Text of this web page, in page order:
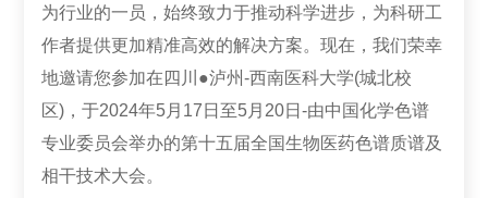
为行业的一员，始终致力于推动科学进步，为科研工
作者提供更加精准高效的解决方案。现在，我们荣幸
地邀请您参加在四川●泸州-西南医科大学(城北校
区)，于2024年5月17日至5月20日-由中国化学色谱
专业委员会举办的第十五届全国生物医药色谱质谱及
相干技术大会。